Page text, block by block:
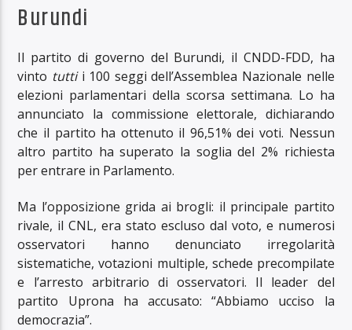
Burundi
Il partito di governo del Burundi, il CNDD-FDD, ha
vinto tuttii 100 seggi dell’Assemblea Nazionale nelle
elezioni parlamentari della scorsa settimana. Lo ha
annunciato la commissione elettorale, dichiarando
che il partito ha ottenuto il 96,51% dei voti. Nessun
altro partito ha superato la soglia del 2% richiesta
per entrare in Parlamento.
Ma l’opposizione grida ai brogli: il principale partito
rivale, il CNL, era stato escluso dal voto, e numerosi
osservatori hanno denunciato irregolarità
sistematiche, votazioni multiple, schede precompilate
e l’arresto arbitrario di osservatori. Il leader del
partito Uprona ha accusato: “Abbiamo ucciso la
democrazia”.